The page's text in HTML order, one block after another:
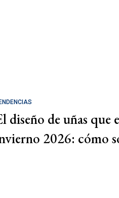
diseño de uñas que
2026: cómo